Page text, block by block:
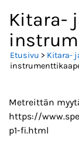
Kitara-
Etusivu > Kitara-
Metreittän
https://
p1-fi.html